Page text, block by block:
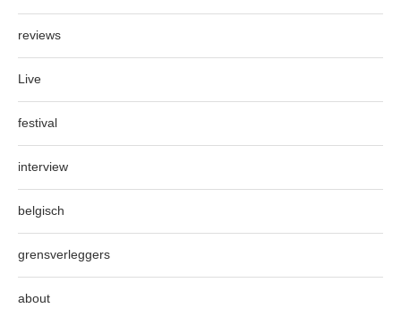
reviews
Live
festival
interview
belgisch
grensverleggers
about